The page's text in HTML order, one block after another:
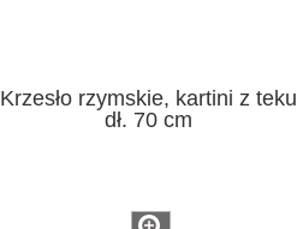
Krzesło rzymskie, kartini z teku
dł. 70 cm